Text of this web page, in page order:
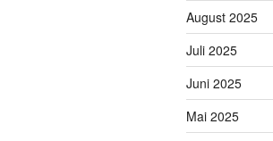
August 2025
Juli 2025
Juni 2025
Mai 2025